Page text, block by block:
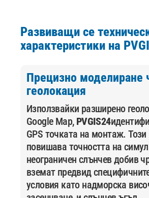
Развиващи се
характеристики на
Прецизно моделиране
геолокация
Използвайки разширено
Google Map, PVGIS24
GPS точката на монтаж. Този
повишава точността на
неограничен слънчев добив
вземат предвид
условия като надморска